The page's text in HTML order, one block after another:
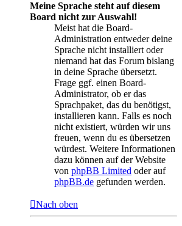
Meine Sprache steht auf diesem
Board nicht zur Auswahl!
Meist hat die Board-
Administration entweder deine
Sprache nicht installiert oder
niemand hat das Forum bislang
in deine Sprache übersetzt.
Frage ggf. einen Board-
Administrator, ob er das
Sprachpaket, das du benötigst,
installieren kann. Falls es noch
nicht existiert, würden wir uns
freuen, wenn du es übersetzen
würdest. Weitere Informationen
dazu können auf der Website
von phpBB Limited oder auf
phpBB.de gefunden werden.
Nach oben